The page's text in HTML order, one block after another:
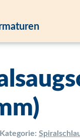
Kategorie: